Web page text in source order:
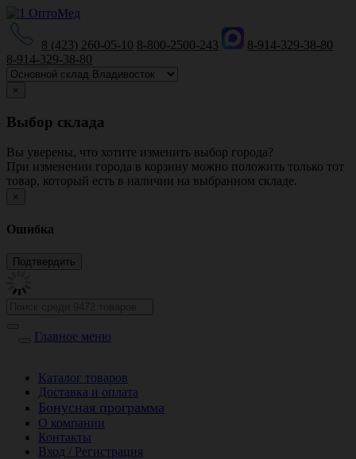
8 (423) 260-05-10 8-800-2500-243
8-914-329-38-80
8-914-329-38-80
×
Выбор склада
Вы уверены, что хотите изменить выбор города?
При изменении города в корзину можно положить только тот
товар, который есть в наличии на выбранном складе.
×
Ошибка
Главное меню
Каталог товаров
Доставка и оплата
Бонусная программа
О компании
Контакты
Вход / Регистрация